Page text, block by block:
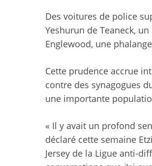
Des voitures de police
Yeshurun ​​de Teaneck,
Englewood, une
Cette prudence accrue
contre des synagogues
une importante
« Il y avait un profond
déclaré cette semaine
Jersey de la Ligue anti-